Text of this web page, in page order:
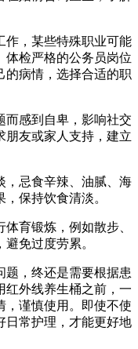
作，某些特殊职业可能
体检严格的公务员岗位
的病情，选择合适的职
而感到自卑，影响社交
朋友或家人支持，建立
，忌食辛辣、油腻、海
保持饮食清淡。
育锻炼，例如散步、
免过度劳累。
题，终还是需要根据患
红外线养生桶之前，一
，谨慎使用。即使不使
日常护理，才能更好地